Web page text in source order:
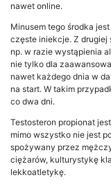
nawet online.
Minusem tego środka
częste iniekcje. Z drugiej
np. w razie wystąpienia
nie tylko dla
nawet każdego dnia w
na start. W takim
co dwa dni.
Testosteron propionat
mimo wszystko nie jest
spożywany przez
ciężarów, kulturystykę
lekkoatletykę.